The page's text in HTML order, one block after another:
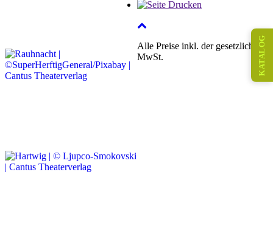
Alle Preise inkl. der gesetzlichen
MwSt.
KATALOG